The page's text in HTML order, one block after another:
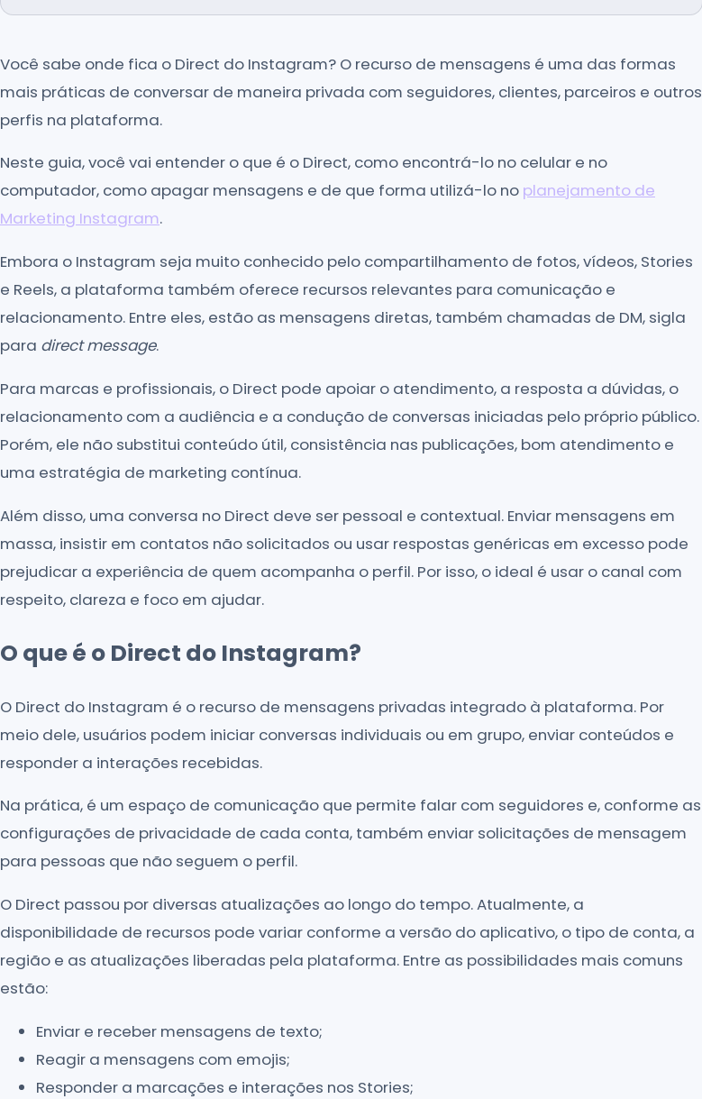
Você sabe onde fica o Direct do Instagram? O recurso de mensagens é uma das formas
mais práticas de conversar de maneira privada com seguidores, clientes, parceiros e outros
perfis na plataforma.
Neste guia, você vai entender o que é o Direct, como encontrá-lo no celular e no
computador, como apagar mensagens e de que forma utilizá-lo no planejamento de
Marketing Instagram.
Embora o Instagram seja muito conhecido pelo compartilhamento de fotos, vídeos, Stories
e Reels, a plataforma também oferece recursos relevantes para comunicação e
relacionamento. Entre eles, estão as mensagens diretas, também chamadas de DM, sigla
para direct message.
Para marcas e profissionais, o Direct pode apoiar o atendimento, a resposta a dúvidas, o
relacionamento com a audiência e a condução de conversas iniciadas pelo próprio público.
Porém, ele não substitui conteúdo útil, consistência nas publicações, bom atendimento e
uma estratégia de marketing contínua.
Além disso, uma conversa no Direct deve ser pessoal e contextual. Enviar mensagens em
massa, insistir em contatos não solicitados ou usar respostas genéricas em excesso pode
prejudicar a experiência de quem acompanha o perfil. Por isso, o ideal é usar o canal com
respeito, clareza e foco em ajudar.
O que é o Direct do Instagram?
O Direct do Instagram é o recurso de mensagens privadas integrado à plataforma. Por
meio dele, usuários podem iniciar conversas individuais ou em grupo, enviar conteúdos e
responder a interações recebidas.
Na prática, é um espaço de comunicação que permite falar com seguidores e, conforme as
configurações de privacidade de cada conta, também enviar solicitações de mensagem
para pessoas que não seguem o perfil.
O Direct passou por diversas atualizações ao longo do tempo. Atualmente, a
disponibilidade de recursos pode variar conforme a versão do aplicativo, o tipo de conta, a
região e as atualizações liberadas pela plataforma. Entre as possibilidades mais comuns
estão:
Enviar e receber mensagens de texto;
Reagir a mensagens com emojis;
Responder a marcações e interações nos Stories;